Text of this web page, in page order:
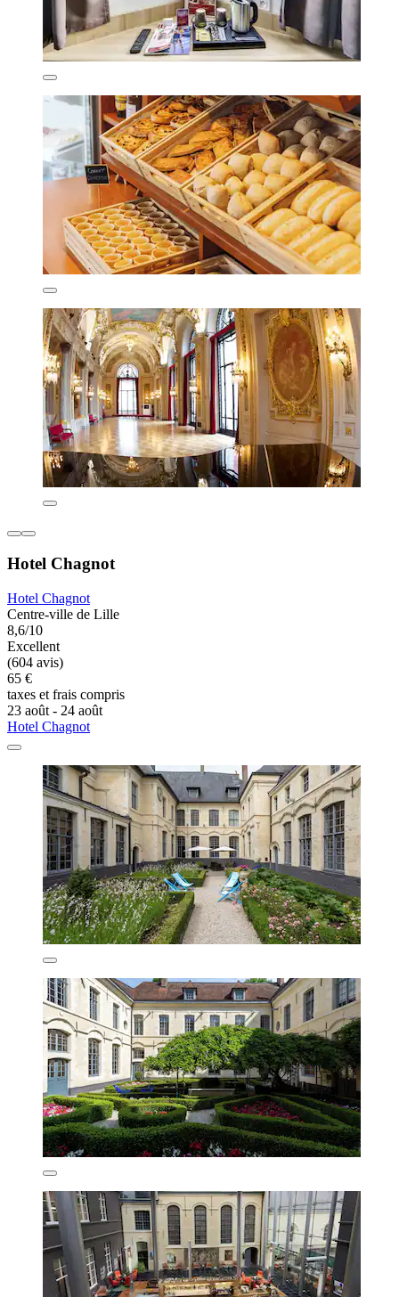
Hotel Chagnot
Hotel Chagnot
Centre-ville de Lille
8,6/10
Excellent
(604 avis)
65 €
taxes et frais compris
23 août - 24 août
Hotel Chagnot